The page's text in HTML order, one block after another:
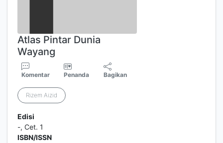
Atlas Pintar Dunia
Wayang
Komentar Penanda Bagikan
Rizem Aizid
Edisi
-, Cet. 1
ISBN/ISSN